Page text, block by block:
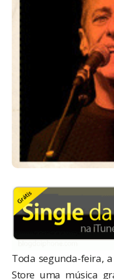
Toda segunda-feira,
Store uma música